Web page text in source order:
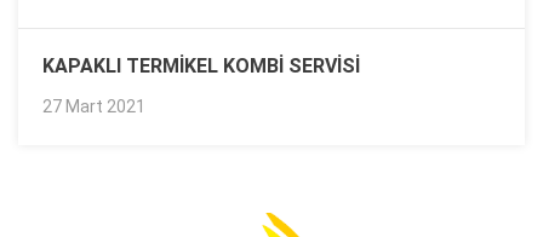
KAPAKLI TERMIKEL KOMBI SERVISI
27 Mart 2021